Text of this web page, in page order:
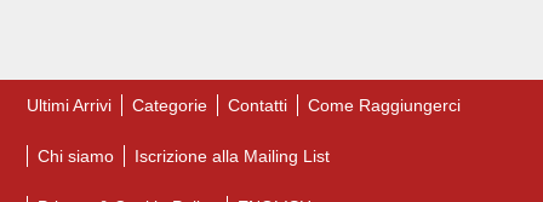
Ultimi Arrivi Categorie Contatti Come Raggiungerci
Chi siamo Iscrizione alla Mailing List